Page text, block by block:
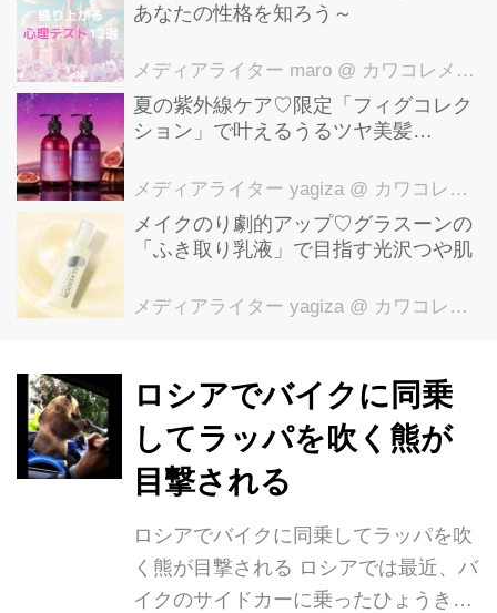
像には、左からアメリちゃんとカヌレ
あなたの性格を知ろう～
メディアライター maro @ カワコレメディア編集部
夏の紫外線ケア♡限定「フィグコレク
ション」で叶えるうるツヤ美髪
メディアライター yagiza @ カワコレメディア編集部
メイクのり劇的アップ♡グラスーンの
「ふき取り乳液」で目指す光沢つや肌
メディアライター yagiza @ カワコレメディア編集部
ロシアでバイクに同乗
してラッパを吹く熊が
目撃される
ロシアでバイクに同乗してラッパを吹
く熊が目撃される ロシアでは最近、バ
イクのサイドカーに乗ったひょうきん